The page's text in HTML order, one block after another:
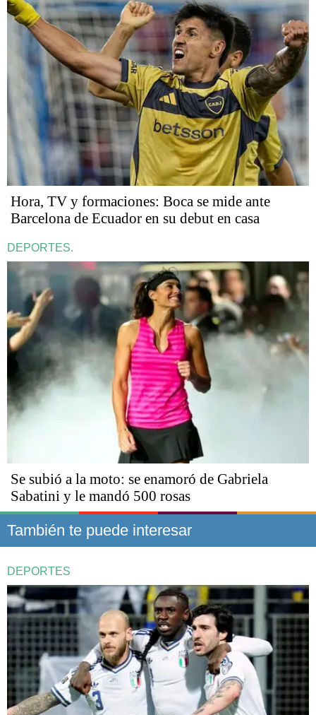
Hora, TV y formaciones: Boca se mide ante
Barcelona de Ecuador en su debut en casa
DEPORTES.
Se subió a la moto: se enamoró de Gabriela
Sabatini y le mandó 500 rosas
También te puede interesar
DEPORTES